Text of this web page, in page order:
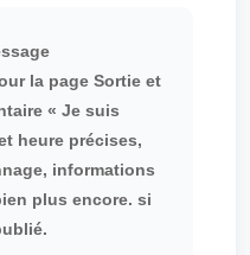
la page Sortie et
« Je suis
heure précises,
informations
plus encore. si